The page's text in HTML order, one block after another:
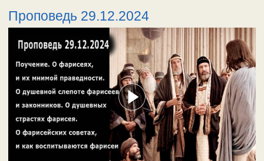
Проповедь 29.12.2024